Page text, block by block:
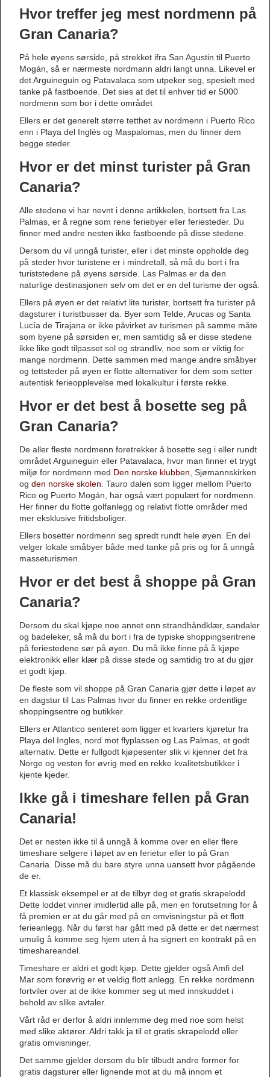
Hvor treffer jeg mest nordmenn på
Gran Canaria?
På hele øyens sørside, på strekket ifra San Agustin til Puerto
Mogán, så er nærmeste nordmann aldri langt unna. Likevel er
det Arguineguin og Patavalaca som utpeker seg, spesielt med
tanke på fastboende. Det sies at det til enhver tid er 5000
nordmenn som bor i dette området
Ellers er det generelt større tetthet av nordmenn i Puerto Rico
enn i Playa del Inglés og Maspalomas, men du finner dem
begge steder.
Hvor er det minst turister på Gran
Canaria?
Alle stedene vi har nevnt i denne artikkelen, bortsett fra Las
Palmas, er å regne som rene feriebyer eller feriesteder. Du
finner med andre nesten ikke fastboende på disse stedene.
Dersom du vil unngå turister, eller i det minste oppholde deg
på steder hvor turistene er i mindretall, så må du bort i fra
turiststedene på øyens sørside. Las Palmas er da den
naturlige destinasjonen selv om det er en del turisme der også.
Ellers på øyen er det relativt lite turister, bortsett fra turister på
dagsturer i turistbusser da. Byer som Telde, Arucas og Santa
Lucía de Tirajana er ikke påvirket av turismen på samme måte
som byene på sørsiden er, men samtidig så er disse stedene
ikke like godt tilpasset sol og strandliv, noe som er viktig for
mange nordmenn. Dette sammen med mange andre småbyer
og tettsteder på øyen er flotte alternativer for dem som setter
autentisk ferieopplevelse med lokalkultur i første rekke.
Hvor er det best å bosette seg på
Gran Canaria?
De aller fleste nordmenn foretrekker å bosette seg i eller rundt
området Arguineguin eller Patavalaca, hvor man finner et trygt
miljø for nordmenn med Den norske klubben , Sjømannskirken
og den norske skolen . Tauro dalen som ligger mellom Puerto
Rico og Puerto Mogán, har også vært populært for nordmenn.
Her finner du flotte golfanlegg og relativt flotte områder med
mer eksklusive fritidsboliger.
Ellers bosetter nordmenn seg spredt rundt hele øyen. En del
velger lokale småbyer både med tanke på pris og for å unngå
masseturismen.
Hvor er det best å shoppe på Gran
Canaria?
Dersom du skal kjøpe noe annet enn strandhåndklær, sandaler
og badeleker, så må du bort i fra de typiske shoppingsentrene
på feriestedene sør på øyen. Du må ikke finne på å kjøpe
elektronikk eller klær på disse stede og samtidig tro at du gjør
et godt kjøp.
De fleste som vil shoppe på Gran Canaria gjør dette i løpet av
en dagstur til Las Palmas hvor du finner en rekke ordentlige
shoppingsentre og butikker.
Ellers er Atlantico senteret som ligger et kvarters kjøretur fra
Playa del Ingles, nord mot flyplassen og Las Palmas, et godt
alternativ. Dette er fullgodt kjøpesenter slik vi kjenner det fra
Norge og vesten for øvrig med en rekke kvalitetsbutikker i
kjente kjeder.
Ikke gå i timeshare fellen på Gran
Canaria!
Det er nesten ikke til å unngå å komme over en eller flere
timeshare selgere i løpet av en ferietur eller to på Gran
Canaria. Disse må du bare styre unna uansett hvor pågående
de er.
Et klassisk eksempel er at de tilbyr deg et gratis skrapelodd.
Dette loddet vinner imidlertid alle på, men en forutsetning for å
få premien er at du går med på en omvisningstur på et flott
ferieanlegg. Når du først har gått med på dette er det nærmest
umulig å komme seg hjem uten å ha signert en kontrakt på en
timeshareandel.
Timeshare er aldri et godt kjøp. Dette gjelder også Amfi del
Mar som forøvrig er et veldig flott anlegg. En rekke nordmenn
fortviler over at de ikke kommer seg ut med innskuddet i
behold av slike avtaler.
Vårt råd er derfor å aldri innlemme deg med noe som helst
med slike aktører. Aldri takk ja til et gratis skrapelodd eller
gratis omvisninger.
Det samme gjelder dersom du blir tilbudt andre former for
gratis dagsturer eller lignende mot at du må innom et